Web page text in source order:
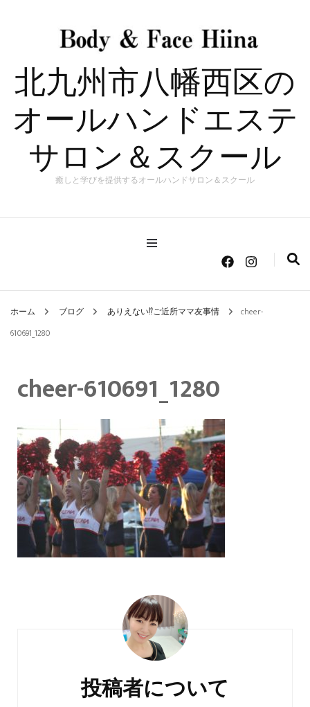
北九州市八幡西区の
オールハンドエステ
サロン＆スクール
癒しと学びを提供するオールハンドサロン＆スクール
ホーム ブログ ありえない⁉ご近所ママ友事情
cheer-
610691_1280
cheer-610691_1280
投稿者について